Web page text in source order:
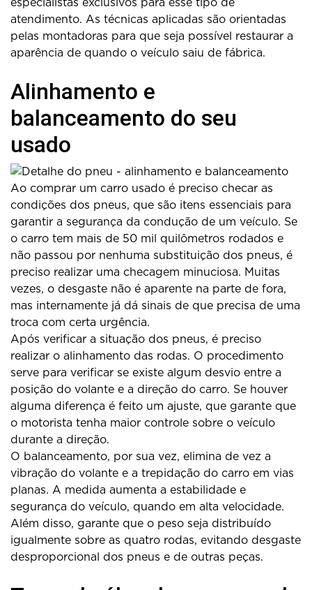
atendimento. As técnicas aplicadas são orientadas
pelas montadoras para que seja possível restaurar a
aparência de quando o veículo saiu de fábrica.
Alinhamento e
balanceamento do seu
usado
Ao comprar um carro usado é preciso checar as
condições dos pneus, que são itens essenciais para
garantir a segurança da condução de um veículo. Se
o carro tem mais de 50 mil quilômetros rodados e
não passou por nenhuma substituição dos pneus, é
preciso realizar uma checagem minuciosa. Muitas
vezes, o desgaste não é aparente na parte de fora,
mas internamente já dá sinais de que precisa de uma
troca com certa urgência.
Após verificar a situação dos pneus, é preciso
realizar o alinhamento das rodas. O procedimento
serve para verificar se existe algum desvio entre a
posição do volante e a direção do carro. Se houver
alguma diferença é feito um ajuste, que garante que
o motorista tenha maior controle sobre o veículo
durante a direção.
O balanceamento, por sua vez, elimina de vez a
vibração do volante e a trepidação do carro em vias
planas. A medida aumenta a estabilidade e
segurança do veículo, quando em alta velocidade.
Além disso, garante que o peso seja distribuído
igualmente sobre as quatro rodas, evitando desgaste
desproporcional dos pneus e de outras peças.